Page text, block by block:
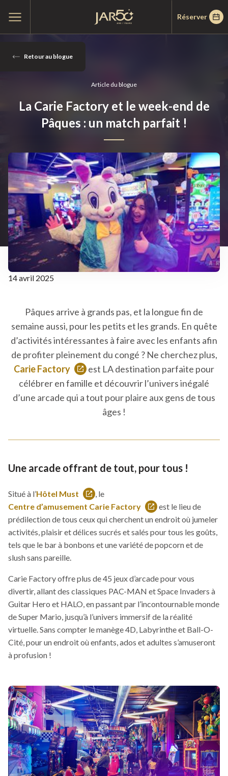
au
contenumenu
principal
Réserver
Retour au blogue
Article du blogue
La Carie Factory et le week-end de
Pâques : un match parfait !
14 avril 2025
Pâques arrive à grands pas, et la longue fin de
semaine aussi, pour les petits et les grands. En quête
d’activités intéressantes à faire avec les enfants afin
de profiter pleinement du congé ? Ne cherchez plus,
Carie Factory
Ce
lien
s'ouvrira
est LA destination parfaite pour
célébrer en famille et découvrir l’univers inégalé
d’une arcade qui a tout pour plaire aux gens de tous
âges !
Une arcade offrant de tout, pour tous !
Situé à l’Hôtel Must
Ce
lien
s'ouvrira
dans
une
nouvelle
fenêtre
, le
Centre d’amusement Carie Factory
Ce
lien
s'ouvrira
dans
une
nouvelle
fenêtre
est le lieu de
prédilection de tous ceux qui cherchent un endroit où jumeler
activités, plaisir et délices sucrés et salés pour tous les goûts,
tels que le bar à bonbons et une variété de popcorn et de
slush sans pareille.
Carie Factory offre plus de 45 jeux d’arcade pour vous
divertir, allant des classiques PAC-MAN et Space Invaders à
Guitar Hero et HALO, en passant par l’incontournable monde
de Super Mario, jusqu’à l’univers immersif de la réalité
virtuelle. Sans compter le manège 4D, Labyrinthe et Ball-O-
Cité, pour un endroit où enfants, ados et adultes s’amuseront
à profusion !